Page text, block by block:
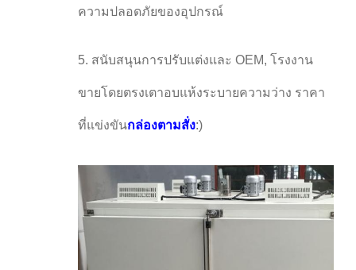
ความปลอดภัยของอุปกรณ์
5. สนับสนุนการปรับแต่งและ OEM, โรงงาน
ขายโดยตรงเตาอบแห้งระบายความว่าง ราคา
ที่แข่งขันกล่องตามสั่ง:)